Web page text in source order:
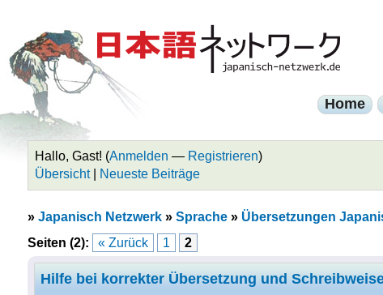
Home
Hallo, Gast! (Anmelden — Registrieren)
Übersicht| Neueste Beiträge
» Japanisch Netzwerk» Sprache» Übersetzungen
Seiten (2):
« Zurück 1 2
Hilfe bei korrekter Übersetzung und